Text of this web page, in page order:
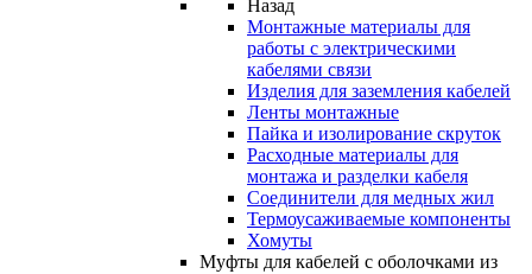
Назад
Монтажные материалы для
работы с электрическими
кабелями связи
Изделия для заземления кабелей
Ленты монтажные
Пайка и изолирование скруток
Расходные материалы для
монтажа и разделки кабеля
Соединители для медных жил
Термоусаживаемые компоненты
Хомуты
Муфты для кабелей с оболочками из